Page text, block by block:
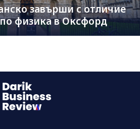
завърши с отличие
физика в Оксфорд